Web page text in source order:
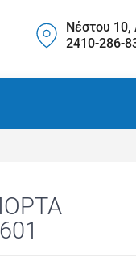
Νέστου 10,
2410-286-